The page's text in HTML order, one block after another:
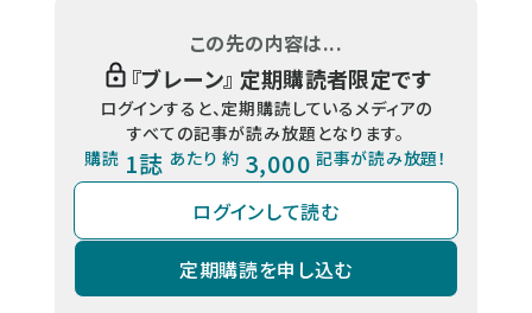
この先の内容は...
『ブレーン』 定期購読者限定です
ログインすると、定期購読しているメディアの
すべての記事が読み放題となります。
購読 1誌 あたり 約 3,000 記事が読み放題！
ログインして読む
定期購読を申し込む